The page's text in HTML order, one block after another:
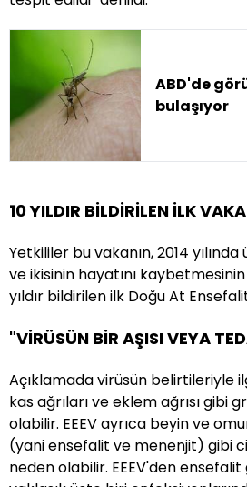
ABD'de
bulaşıyor
10 YILDIR BİLDİRİLEN İLK VAKA
Yetkililer bu vakanın, 2014
ve ikisinin hayatını
yıldır bildirilen ilk Doğu At
"VİRÜSÜN BİR AŞISI VEYA
Açıklamada virüsün belirtileriyle
kas ağrıları ve eklem ağrısı
olabilir. EEEV ayrıca beyin ve
(yani ensefalit ve menenjit) gibi
neden olabilir. EEEV'den